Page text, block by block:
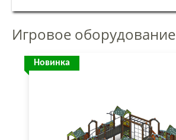
Игровое оборудование
Новинка